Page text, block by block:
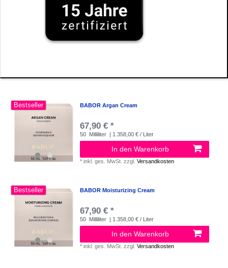
Bestseller BABOR Argan Cream
67,90 € *
50 Milliliter | 1.358,00 € / Liter
In den Warenkorb
*inkl. ges. MwSt. zzgl.Versandkosten
Bestseller BABOR Moisturizing Cream
67,90 € *
50 Milliliter | 1.358,00 € / Liter
In den Warenkorb
*inkl. ges. MwSt. zzgl.Versandkosten